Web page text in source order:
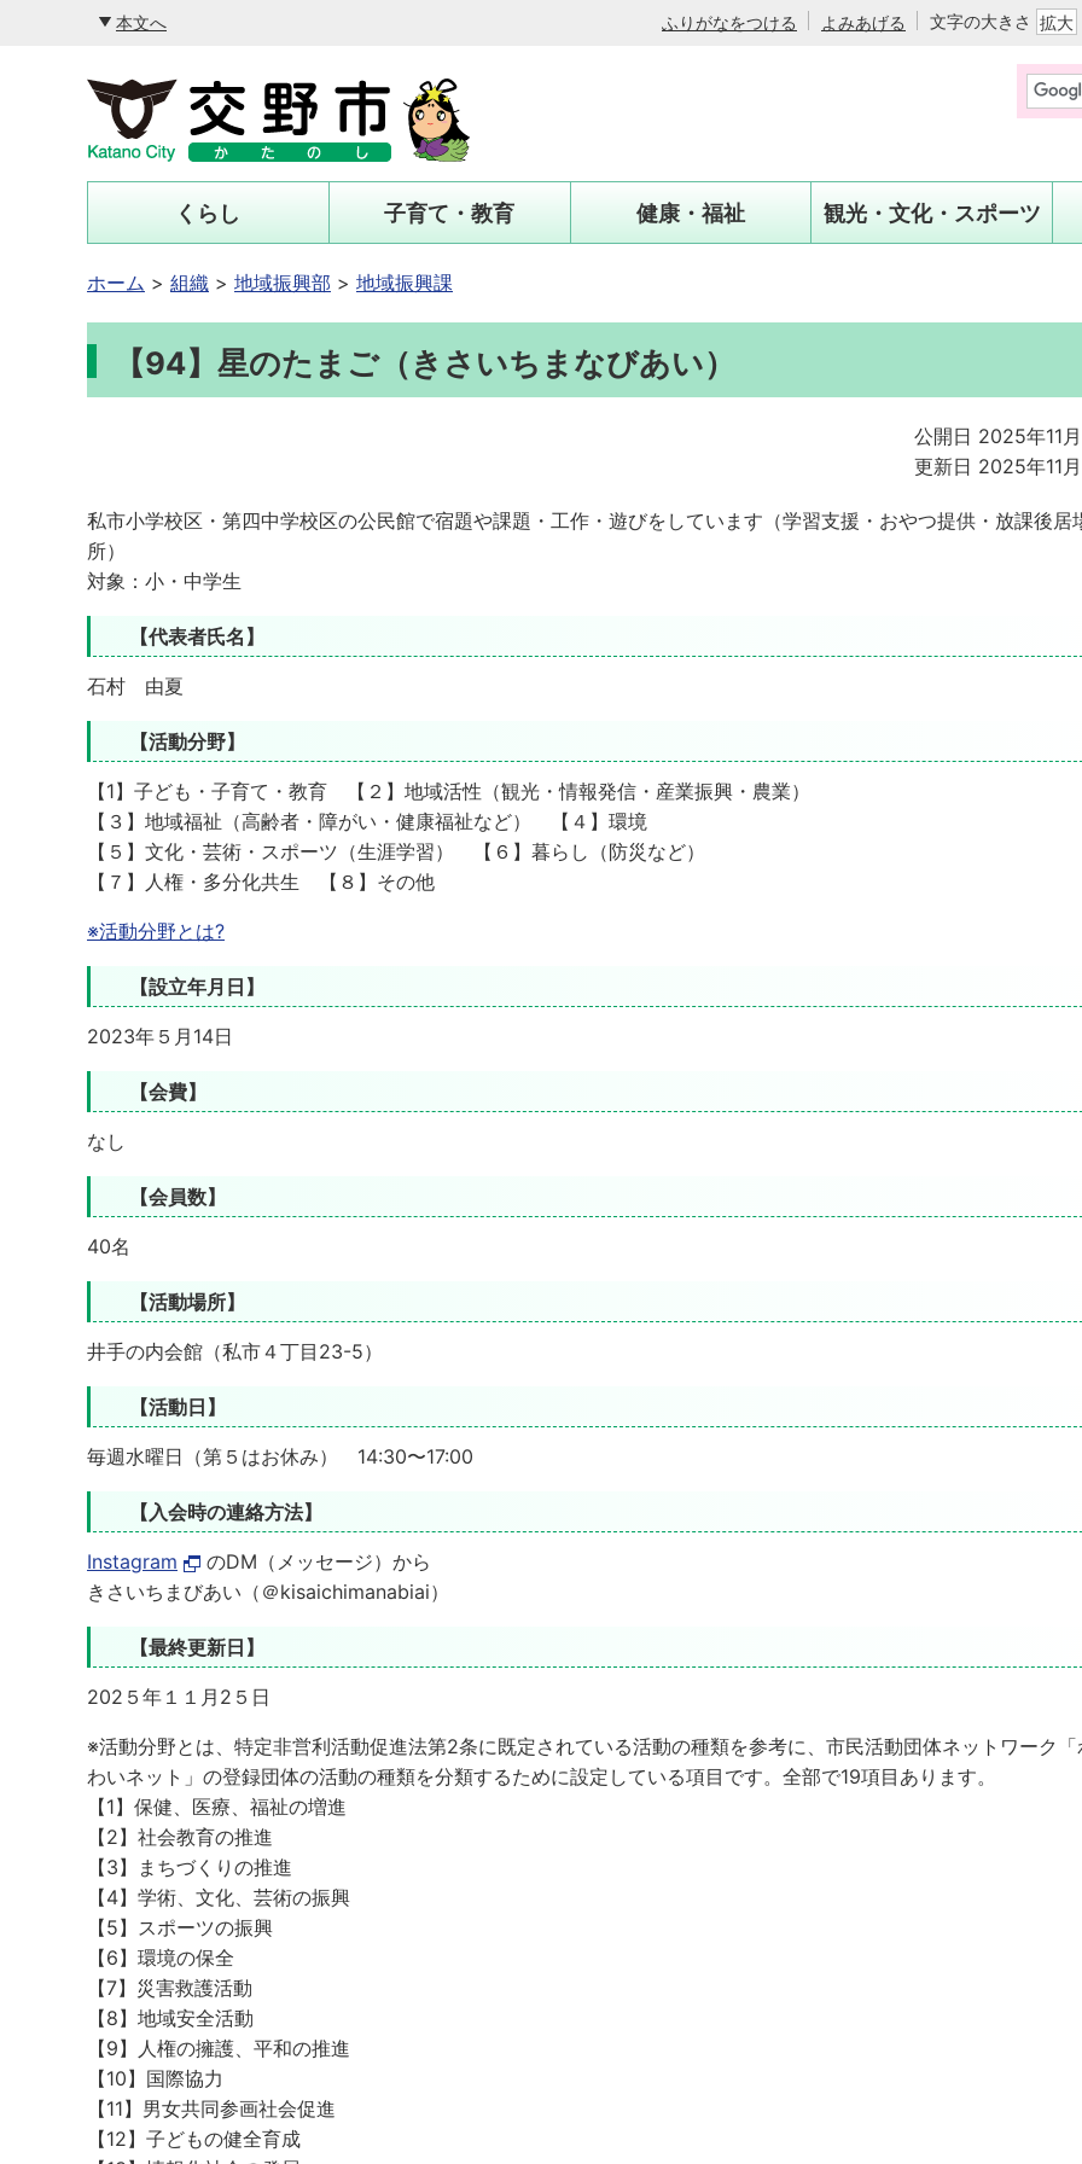
本文へ ふりがなをつける よみあげる 文字の大きさ 拡大
くらし 子育て・教育 健康・福祉 観光・文化・スポーツ
ホーム 組織 地域振興部 地域振興課
【94】星のたまご（きさいちまなびあい）
公開日 2025年11
更新日 2025年11
私市小学校区・第四中学校区の公民館で宿題や課題・工作・遊びをしています（学習支援・おやつ提供・放課後居
所）
対象：小・中学生
【代表者氏名】
石村 由夏
【活動分野】
【1】子ども・子育て・教育 【２】地域活性（観光・情報発信・産業振興・農業）
【３】地域福祉（高齢者・障がい・健康福祉など） 【４】環境
【５】文化・芸術・スポーツ（生涯学習） 【６】暮らし（防災など）
【７】人権・多分化共生 【８】その他
※活動分野とは?
【設立年月日】
2023年５月14日
【会費】
なし
【会員数】
40名
【活動場所】
井手の内会館（私市４丁目23-5）
【活動日】
毎週水曜日（第５はお休み） 14:30〜17:00
【入会時の連絡方法】
Instagram
のDM（メッセージ）から
きさいちまびあい（＠kisaichimanabiai）
【最終更新日】
202５年１１月2５日
※活動分野とは、特定非営利活動促進法第2条に既定されている活動の種類を参考に、市民活動団体ネットワーク「
わいネット」の登録団体の活動の種類を分類するために設定している項目です。全部で19項目あります。
【1】保健、医療、福祉の増進
【2】社会教育の推進
【3】まちづくりの推進
【4】学術、文化、芸術の振興
【5】スポーツの振興
【6】環境の保全
【7】災害救護活動
【8】地域安全活動
【9】人権の擁護、平和の推進
【10】国際協力
【11】男女共同参画社会促進
【12】子どもの健全育成